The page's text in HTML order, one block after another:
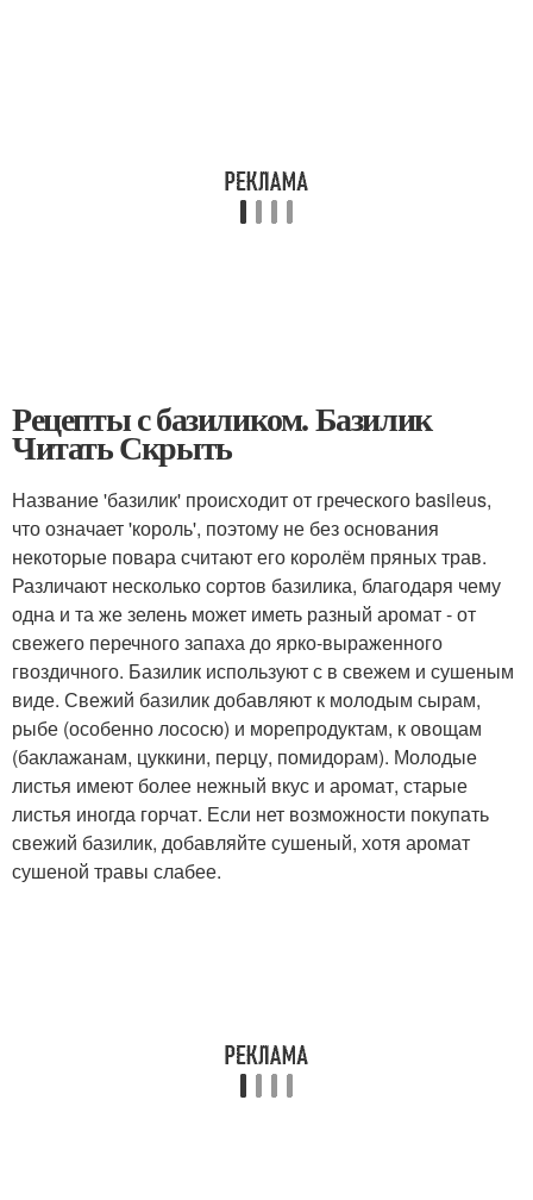
Рецепты с базиликом. Базилик
Читать Скрыть
Название 'базилик' происходит от греческого basileus,
что означает 'король', поэтому не без основания
некоторые повара считают его королём пряных трав.
Различают несколько сортов базилика, благодаря чему
одна и та же зелень может иметь разный аромат - от
свежего перечного запаха до ярко-выраженного
гвоздичного. Базилик используют с в свежем и сушеным
виде. Свежий базилик добавляют к молодым сырам,
рыбе (особенно лососю) и морепродуктам, к овощам
(баклажанам, цуккини, перцу, помидорам). Молодые
листья имеют более нежный вкус и аромат, старые
листья иногда горчат. Если нет возможности покупать
свежий базилик, добавляйте сушеный, хотя аромат
сушеной травы слабее.